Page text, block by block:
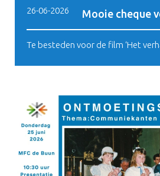
26-06-2026 Mooie cheque
Te besteden voor de film ‘Het